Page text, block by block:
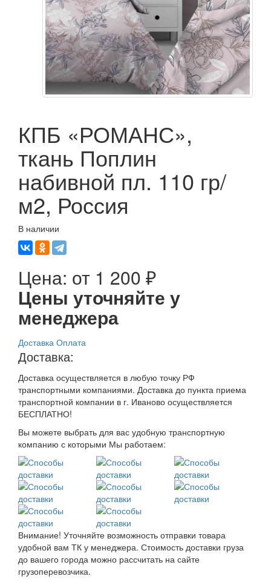
КПБ «РОМАНС»,
ткань Поплин
набивной пл. 110 гр/
м2, Россия
В наличии
Цена: от 1 200 ₽
Цены уточняйте у
менеджера
Доставка Оплата
Доставка:
Доставка осуществляется в любую точку РФ
транспортными компаниями. Доставка до пункта приема
транспортной компании в г. Иваново осуществляется
БЕСПЛАТНО!
Вы можете выбрать для вас удобную транспортную
компанию с которыми Мы работаем:
Внимание! Уточняйте возможность отправки товара
удобной вам ТК у менеджера. Стоимость доставки груза
до вашего города можно рассчитать на сайте
грузоперевозчика.